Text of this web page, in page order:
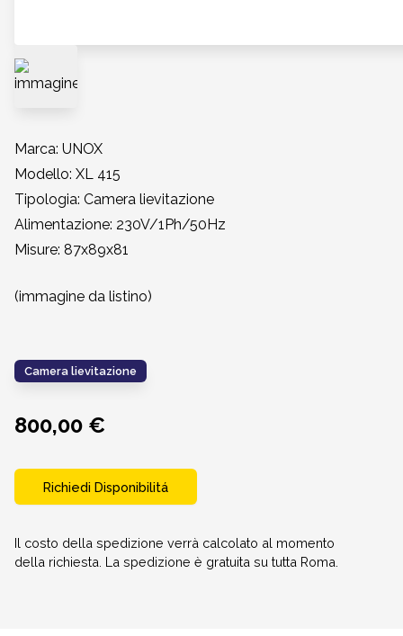
Marca: UNOX
Modello: XL 415
Tipologia: Camera lievitazione
Alimentazione: 230V/1Ph/50Hz
Misure: 87x89x81
(immagine da listino)
Camera lievitazione
800,00 €
Richiedi Disponibilitá
Il costo della spedizione verrà calcolato al momento
della richiesta. La spedizione è gratuita su tutta Roma.